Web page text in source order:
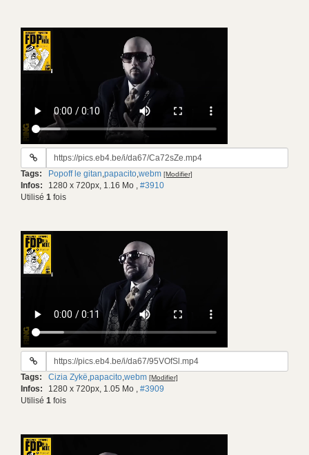
URL
gif:
Tags: Popoff le gitan,papacito,webm [Modifier]
Infos: 1280 x 720px, 1.16 Mo , #3910
Utilisé 1 fois
URL
gif:
Tags: Cizia Zykë papacito webm [Modifier]
Infos: 1280 x 720px, 1.05 Mo
#3909
Utilisé 1 fois